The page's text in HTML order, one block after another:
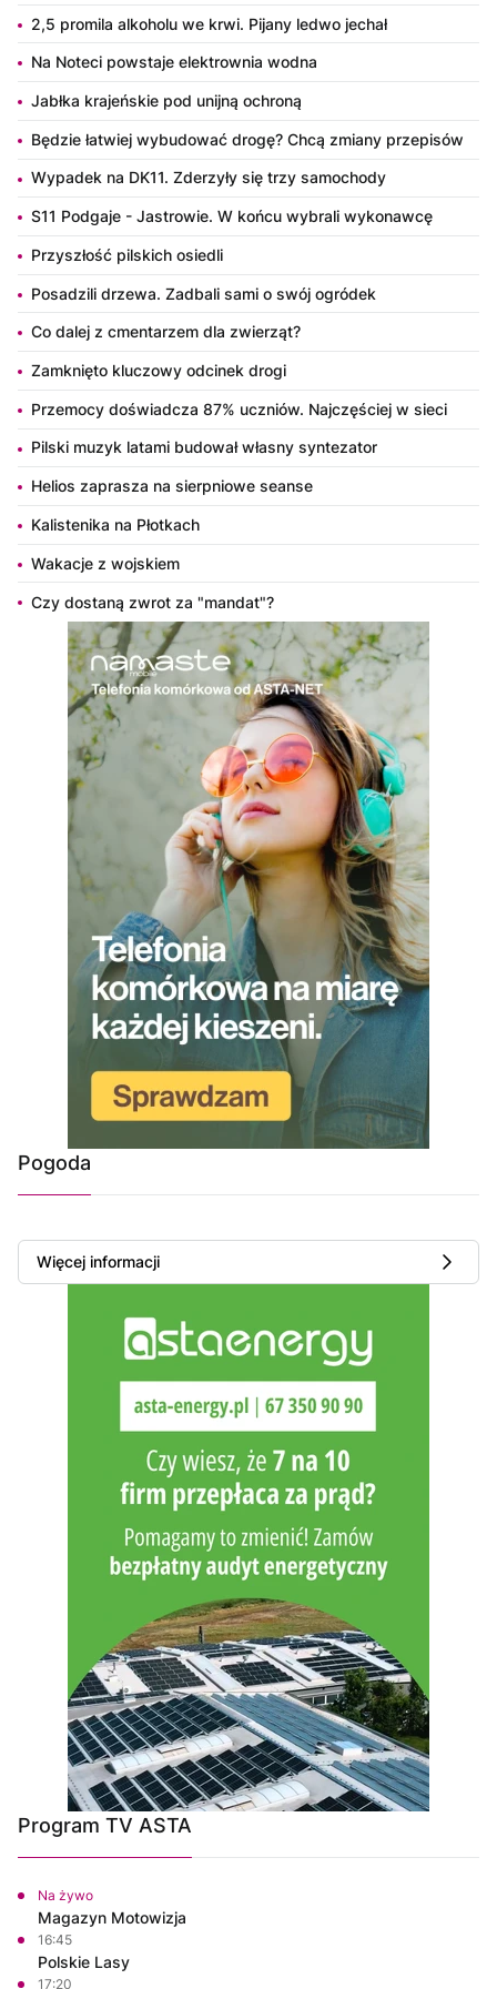
2,5 promila alkoholu we krwi. Pijany ledwo jechał
Na Noteci powstaje elektrownia wodna
Jabłka krajeńskie pod unijną ochroną
Będzie łatwiej wybudować drogę? Chcą zmiany przepisów
Wypadek na DK11. Zderzyły się trzy samochody
S11 Podgaje - Jastrowie. W końcu wybrali wykonawcę
Przyszłość pilskich osiedli
Posadzili drzewa. Zadbali sami o swój ogródek
Co dalej z cmentarzem dla zwierząt?
Zamknięto kluczowy odcinek drogi
Przemocy doświadcza 87% uczniów. Najczęściej w sieci
Pilski muzyk latami budował własny syntezator
Helios zaprasza na sierpniowe seanse
Kalistenika na Płotkach
Wakacje z wojskiem
Czy dostaną zwrot za "mandat"?
Pogoda
Więcej informacji
Program TV ASTA
Na żywo
Magazyn Motowizja
16:45
Polskie Lasy
17:20